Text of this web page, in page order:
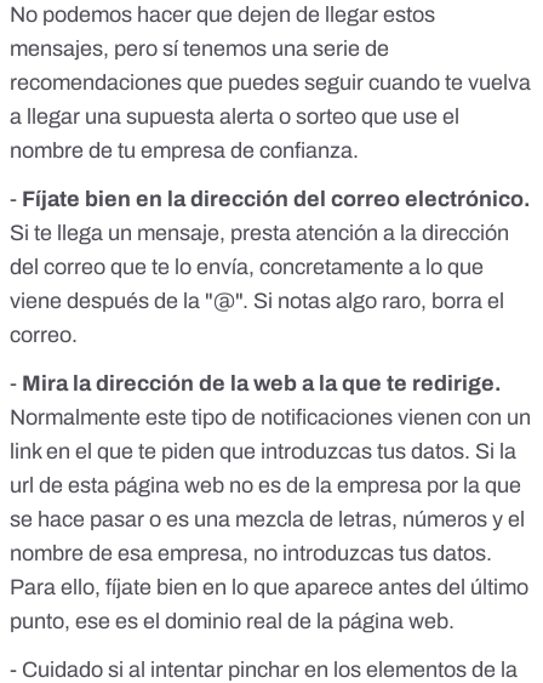
No podemos hacer que dejen de llegar estos
mensajes, pero sí tenemos una serie de
recomendaciones que puedes seguir cuando te vuelva
a llegar una supuesta alerta o sorteo que use el
nombre de tu empresa de confianza.
- Fíjate bien en la dirección del correo electrónico.
Si te llega un mensaje, presta atención a la dirección
del correo que te lo envía, concretamente a lo que
viene después de la "@". Si notas algo raro, borra el
correo.
- Mira la dirección de la web a la que te redirige.
Normalmente este tipo de notificaciones vienen con un
link en el que te piden que introduzcas tus datos. Si la
url de esta página web no es de la empresa por la que
se hace pasar o es una mezcla de letras, números y el
nombre de esa empresa, no introduzcas tus datos.
Para ello, fíjate bien en lo que aparece antes del último
punto, ese es el dominio real de la página web.
- Cuidado si al intentar pinchar en los elementos de la